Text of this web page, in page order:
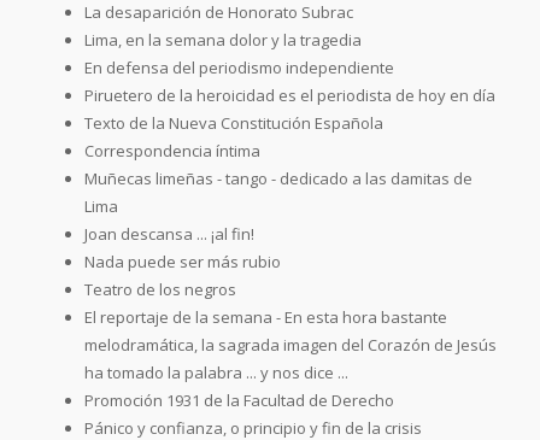
La desaparición de Honorato Subrac
Lima, en la semana dolor y la tragedia
En defensa del periodismo independiente
Piruetero de la heroicidad es el periodista de hoy en día
Texto de la Nueva Constitución Española
Correspondencia íntima
Muñecas limeñas - tango - dedicado a las damitas de
Lima
Joan descansa ... ¡al fin!
Nada puede ser más rubio
Teatro de los negros
El reportaje de la semana - En esta hora bastante
melodramática, la sagrada imagen del Corazón de Jesús
ha tomado la palabra ... y nos dice ...
Promoción 1931 de la Facultad de Derecho
Pánico y confianza, o principio y fin de la crisis